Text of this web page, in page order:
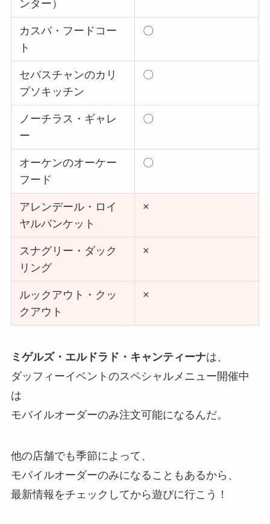
ンター）
カスバ・フードコー
ト
〇
セバスチャンのカリ
プソキッチン
〇
ノーチラス・ギャレ
ー
〇
オーケンのオーケー
フード
〇
アレンデール・ロイ
ヤルバンケット
×
スナグリー・ダック
リング
×
ルックアウト・クッ
クアウト
×
ミゲルズ・エルドラド・キャンティーナは、
ダッフィーイベントのスペシャルメニュー開催中
は
モバイルオーダーのみ注文可能になるんだ。
他の店舗でも季節によって、
モバイルオーダーのみになることもあるから、
最新情報をチェックしてから遊びに行こう！